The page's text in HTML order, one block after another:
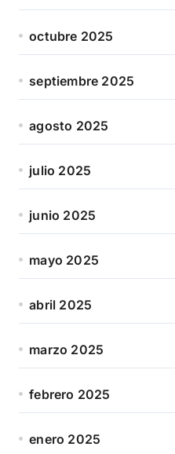
octubre 2025
septiembre 2025
agosto 2025
julio 2025
junio 2025
mayo 2025
abril 2025
marzo 2025
febrero 2025
enero 2025